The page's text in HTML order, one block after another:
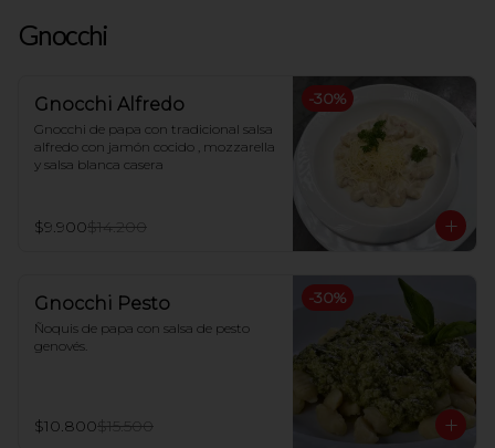
Gnocchi
-30%
Gnocchi Alfredo
Gnocchi de papa con tradicional salsa
alfredo con jamón cocido , mozzarella
y salsa blanca casera
$9.900$14.200
-30%
Gnocchi Pesto
Ñoquis de papa con salsa de pesto
genovés.
$10.800$15.500